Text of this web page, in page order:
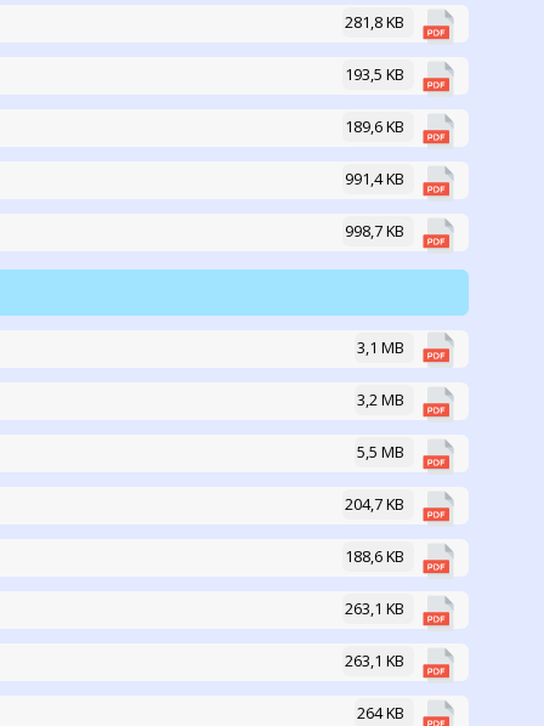
281,8 KB
193,5 KB
189,6 KB
991,4 KB
998,7 KB
3,1 MB
3,2 MB
5,5 MB
204,7 KB
188,6 KB
263,1 KB
263,1 KB
264 KB